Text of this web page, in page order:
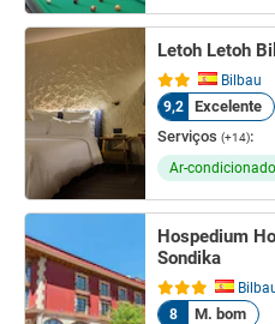
Letoh Letoh
Bilbau
9,2
Excelente
Serviços (+14):
Ar-condicionado
Hospedium
Sondika
8
M. bom